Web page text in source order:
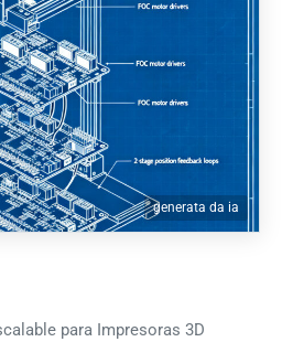
generata da ia
para Impresoras 3D